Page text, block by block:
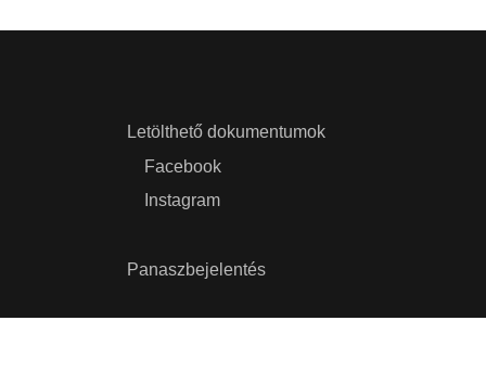
Letölthető dokumentumok
Facebook
Instagram
Panaszbejelentés